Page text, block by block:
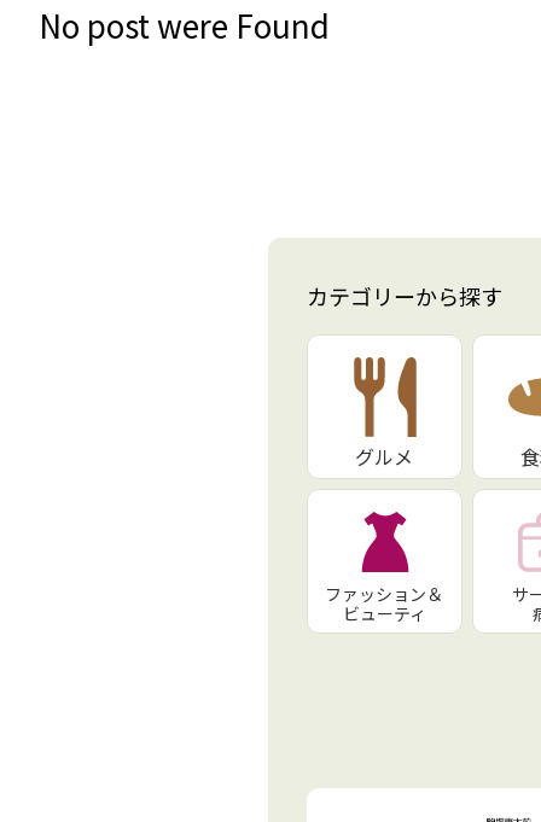
No post were Found
カテゴリーから探す
グルメ
ファッション＆
ビューティ
サ